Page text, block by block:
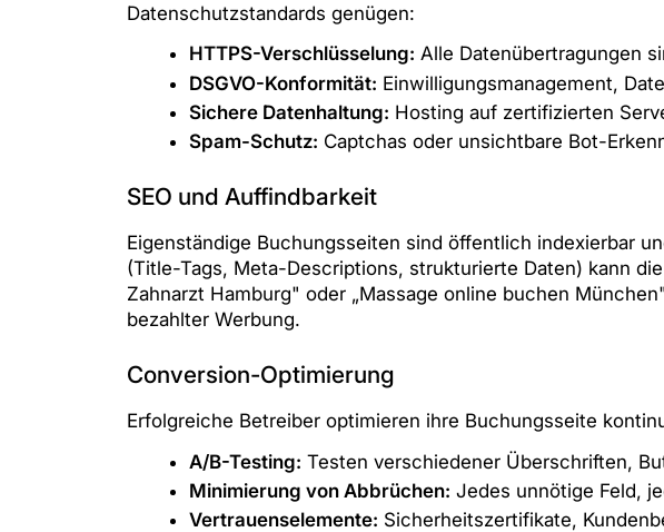
Datenschutzstandards genügen:
HTTPS-Verschlüsselung: Alle Datenübertragungen
DSGVO-Konformität: Einwilligungsmanagement,
Sichere Datenhaltung: Hosting auf zertifizierten
Spam-Schutz: Captchas oder unsichtbare Bot-
SEO und Auffindbarkeit
Eigenständige Buchungsseiten sind öffentlich indexierbar
(Title-Tags, Meta-Descriptions, strukturierte Daten) kann
Zahnarzt Hamburg" oder „Massage online buchen
bezahlter Werbung.
Conversion-Optimierung
Erfolgreiche Betreiber optimieren ihre Buchungsseite
A/B-Testing: Testen verschiedener Überschriften,
Minimierung von Abbrüchen: Jedes unnötige Feld,
Vertrauenselemente: Sicherheitszertifikate,